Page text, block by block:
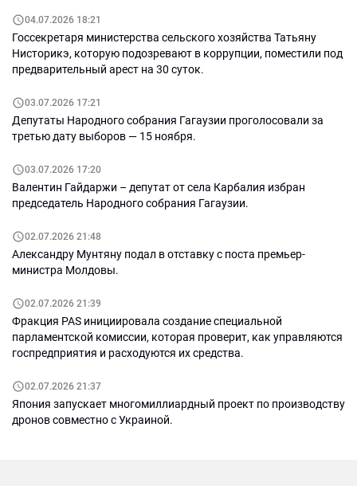
04.07.2026 18:21
Госсекретаря министерства сельского хозяйства Татьяну
Нисторикэ, которую подозревают в коррупции, поместили под
предварительный арест на 30 суток.
03.07.2026 17:21
Депутаты Народного собрания Гагаузии проголосовали за
третью дату выборов — 15 ноября.
03.07.2026 17:20
Валентин Гайдаржи – депутат от села Карбалия избран
председатель Народного собрания Гагаузии.
02.07.2026 21:48
Александру Мунтяну подал в отставку с поста премьер-
министра Молдовы.
02.07.2026 21:39
Фракция PAS инициировала создание специальной
парламентской комиссии, которая проверит, как управляются
госпредприятия и расходуются их средства.
02.07.2026 21:37
Япония запускает многомиллиардный проект по производству
дронов совместно с Украиной.